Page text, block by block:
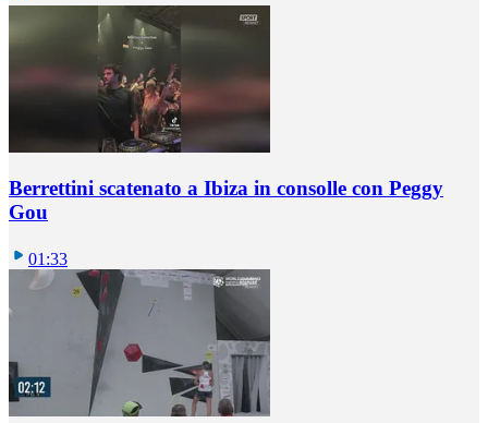
Berrettini scatenato a Ibiza in consolle con Peggy
Gou
01:33